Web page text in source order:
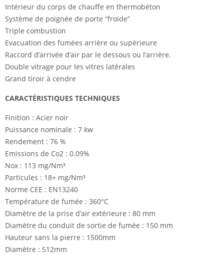
Intérieur du corps de chauffe en thermobéton
Système de poignée de porte “froide”
Triple combustion
Evacuation des fumées arrière ou supérieure
Raccord d’arrivée d’air par le dessous ou l’arrière.
Double vitrage pour les vitres latérales
Grand tiroir à cendre
CARACTÉRISTIQUES TECHNIQUES
Finition : Acier noir
Puissance nominale : 7 kw
Rendement : 76 %
Emissions de Co2 : 0.09%
Nox : 113 mg/Nm³
Particules : 18+ mg/Nm³
Norme CEE : EN13240
Température de fumée : 360°C
Diamètre de la prise d’air extérieure : 80 mm
Diamètre du conduit de sortie de fumée : 150 mm
Hauteur sans la pierre : 1500mm
Diamètre : 512mm